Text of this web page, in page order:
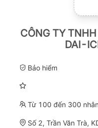
CÔNG TY
DAI-
Bảo hiểm
Từ 100 đến 300
Số 2, Trần Văn Trà,